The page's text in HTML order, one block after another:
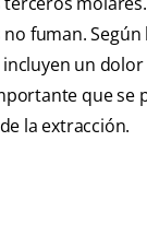
fuman. Según
un
que
la extracción.